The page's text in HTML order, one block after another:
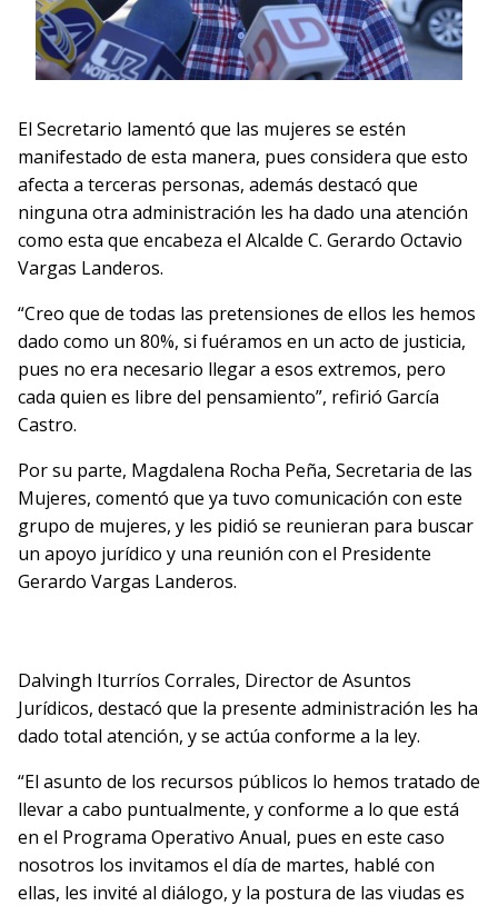
El Secretario lamentó que las mujeres se estén
manifestado de esta manera, pues considera que esto
afecta a terceras personas, además destacó que
ninguna otra administración les ha dado una atención
como esta que encabeza el Alcalde C. Gerardo Octavio
Vargas Landeros.
“Creo que de todas las pretensiones de ellos les hemos
dado como un 80%, si fuéramos en un acto de justicia,
pues no era necesario llegar a esos extremos, pero
cada quien es libre del pensamiento”, refirió García
Castro.
Por su parte, Magdalena Rocha Peña, Secretaria de las
Mujeres, comentó que ya tuvo comunicación con este
grupo de mujeres, y les pidió se reunieran para buscar
un apoyo jurídico y una reunión con el Presidente
Gerardo Vargas Landeros.
Dalvingh Iturríos Corrales, Director de Asuntos
Jurídicos, destacó que la presente administración les ha
dado total atención, y se actúa conforme a la ley.
“El asunto de los recursos públicos lo hemos tratado de
llevar a cabo puntualmente, y conforme a lo que está
en el Programa Operativo Anual, pues en este caso
nosotros los invitamos el día de martes, hablé con
ellas, les invité al diálogo, y la postura de las viudas es